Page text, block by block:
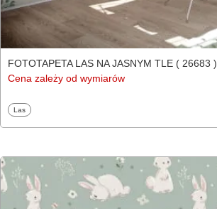
FOTOTAPETA LAS NA JASNYM TLE ( 26683 )
Cena zależy od wymiarów
Fototapety
Las